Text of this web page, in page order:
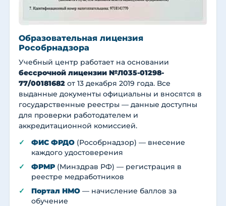
Образовательная лицензия
Рособрнадзора
Учебный центр работает на основании
бессрочной лицензии №Л035-01298-
77/00181682 от 13 декабря 2019 года. Все
выданные документы официальны и вносятся в
государственные реестры — данные доступны
для проверки работодателем и
аккредитационной комиссией.
ФИС ФРДО (Рособрнадзор) — внесение
каждого удостоверения
ФРМР (Минздрав РФ) — регистрация в
реестре медработников
Портал НМО — начисление баллов за
обучение